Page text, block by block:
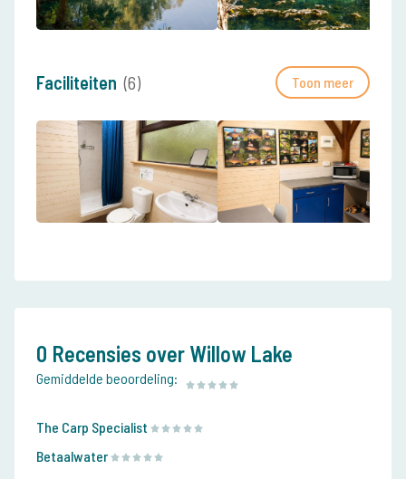
Faciliteiten (6) Toon meer
0 Recensies over Willow Lake
Gemiddelde beoordeling:
The Carp Specialist
Betaalwater